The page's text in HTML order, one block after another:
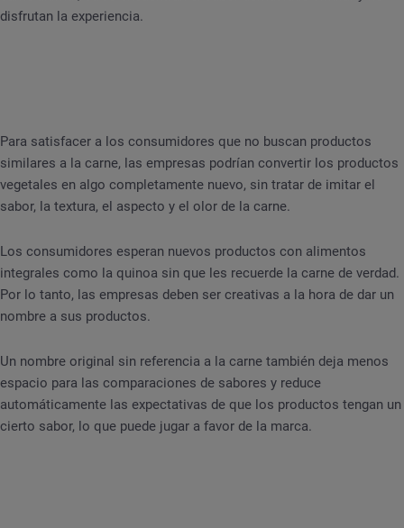
disfrutan la experiencia.
Para satisfacer a los consumidores que no buscan productos
similares a la carne, las empresas podrían convertir los productos
vegetales en algo completamente nuevo, sin tratar de imitar el
sabor, la textura, el aspecto y el olor de la carne.
Los consumidores esperan nuevos productos con alimentos
integrales como la quinoa sin que les recuerde la carne de verdad.
Por lo tanto, las empresas deben ser creativas a la hora de dar un
nombre a sus productos.
Un nombre original sin referencia a la carne también deja menos
espacio para las comparaciones de sabores y reduce
automáticamente las expectativas de que los productos tengan un
cierto sabor, lo que puede jugar a favor de la marca.